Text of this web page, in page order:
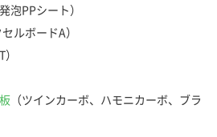
発泡PPシート）
セルボードA）
（ツインカーボ、ハモニカーボ、ブラ